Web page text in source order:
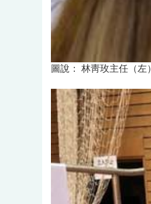
圖說： 林靑玫主任（左